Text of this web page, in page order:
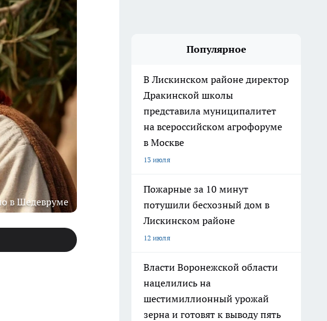
в Шедевруме
Популярное
В Лискинском районе директор
Дракинской школы
представила муниципалитет
на всероссийском агрофоруме
в Москве
13 июля
Пожарные за 10 минут
потушили бесхозный дом в
Лискинском районе
12 июля
Власти Воронежской области
нацелились на
шестимиллионный урожай
зерна и готовят к выводу пять